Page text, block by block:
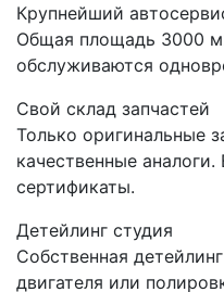
Крупнейший
Общая площадь 3000
обслуживаются
Свой склад запчастей
Только оригинальные
качественные
сертификаты.
Детейлинг студия
Собственная
двигателя или